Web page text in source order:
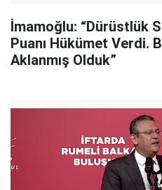
İmamoğlu: “Dürüstlük
Puanı Hükümet Verdi.
Aklanmış Olduk”